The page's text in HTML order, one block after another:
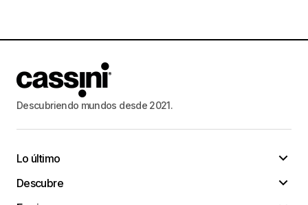
Descubriendo mundos desde 2021.
Lo último
Descubre